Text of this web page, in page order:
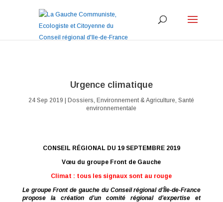
Urgence climatique
24 Sep 2019 Dossiers, Environnement & Agriculture,Santé
environnementale
CONSEIL RÉGIONAL DU 19 SEPTEMBRE 2019
Vœu du groupe Front de Gauche
Climat : tous les signaux sont au rouge
Le groupe Front de gauche du Conseil régional d’Île-de-France
propose la création d’un comité régional d’expertise et